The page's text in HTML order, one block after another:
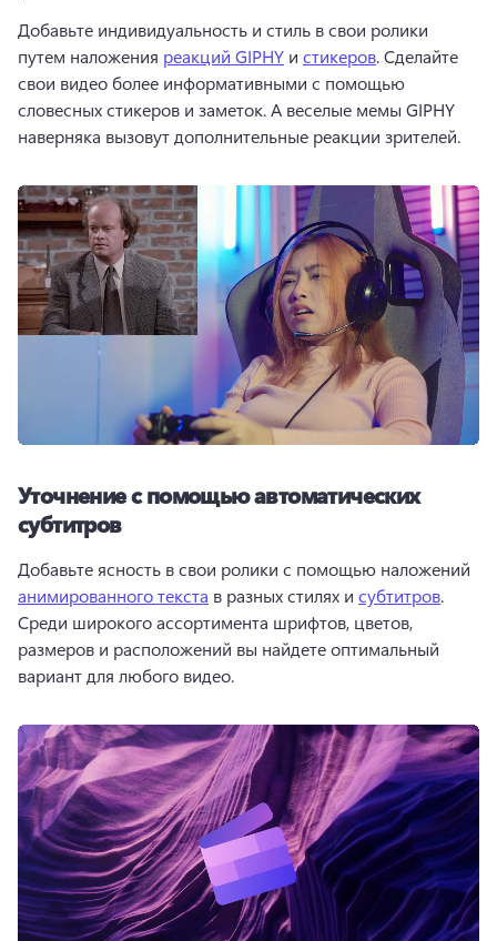
Добавьте индивидуальность и стиль в свои ролики
путем наложения реакций GIPHY и стикеров. Сделайте
свои видео более информативными с помощью
словесных стикеров и заметок. А веселые мемы GIPHY
наверняка вызовут дополнительные реакции зрителей.
Уточнение с помощью автоматических
субтитров
Добавьте ясность в свои ролики с помощью наложений
анимированного текста в разных стилях и субтитров.
Среди широкого ассортимента шрифтов, цветов,
размеров и расположений вы найдете оптимальный
вариант для любого видео.